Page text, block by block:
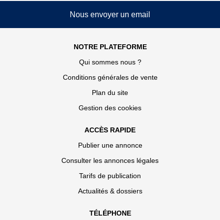
Nous envoyer un email
NOTRE PLATEFORME
Qui sommes nous ?
Conditions générales de vente
Plan du site
Gestion des cookies
ACCÈS RAPIDE
Publier une annonce
Consulter les annonces légales
Tarifs de publication
Actualités & dossiers
TÉLÉPHONE